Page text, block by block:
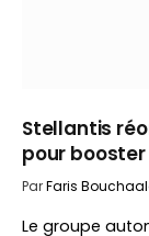
Stellantis
pour
ParFaris
Le groupe